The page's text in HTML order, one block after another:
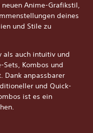
Anime-Grafikstil,
deines
und Stile zu
als auch intuitiv und
Kombos und
Dank anpassbarer
und Quick-
ist es ein